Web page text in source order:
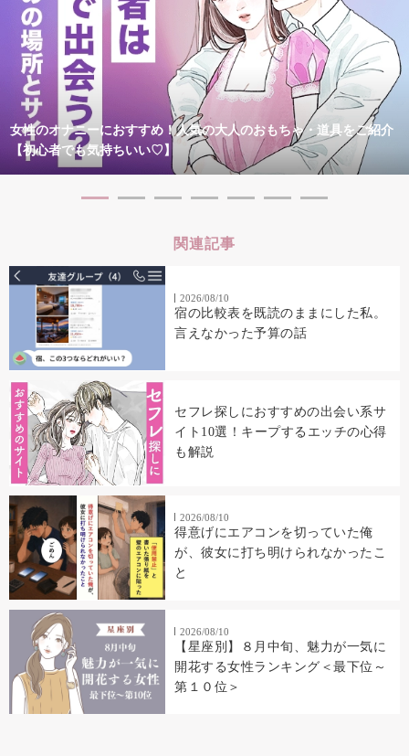
女性のオナニーにおすすめ！人気の大人のおもちゃ・道具をご紹介
【初心者でも気持ちいい♡】
関連記事
2026/08/10
宿の比較表を既読のままにした私。
言えなかった予算の話
セフレ探しにおすすめの出会い系サ
イト10選！キープするエッチの心得
も解説
2026/08/10
得意げにエアコンを切っていた俺
が、彼女に打ち明けられなかったこ
と
2026/08/10
【星座別】８月中旬、魅力が一気に
開花する女性ランキング＜最下位～
第１０位＞